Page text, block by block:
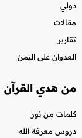
دولي
مقالات
تقارير
العدوان على اليمن
من هدي القرآن
كلمات من نور
دروس معرفة الله